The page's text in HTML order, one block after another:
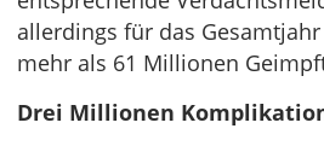
allerdings für das
mehr als 61 Millionen
Drei Millionen